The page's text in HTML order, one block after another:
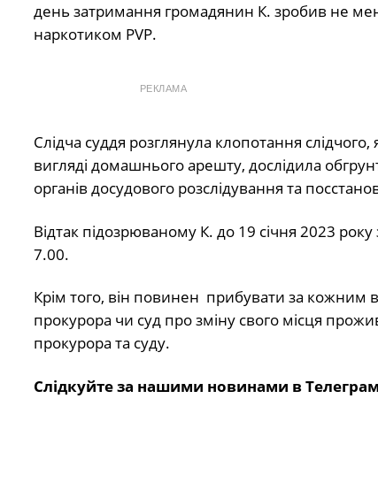
день затримання громадянин К. зробив не
наркотиком PVP.
РЕКЛАМА
Слідча суддя розглянула клопотання
вигляді домашнього арешту, дослідила
органів досудового розслідування та
Відтак підозрюваному К. до 19 січня 2023
7.00.
Крім того, він повинен прибувати за кожним
прокурора чи суд про зміну свого місця
прокурора та суду.
Слідкуйте за нашими новинами в